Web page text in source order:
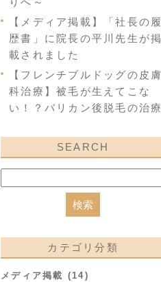
【メディア掲載】「社長の履
歴書」に院長の平川先生が掲
載されました
【フレンチブルドッグの皮膚
科治療】被毛が生えてこな
い！？バリカン後脱毛の治療
SEARCH
カテゴリ分類
メディア掲載 (14)